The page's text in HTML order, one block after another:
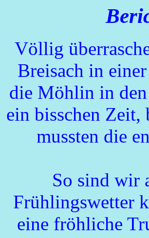
Völlig
Breisach in
die Möhlin in
ein bisschen Zeit,
mussten die
So sind wir
Frühlingswetter
eine fröhliche